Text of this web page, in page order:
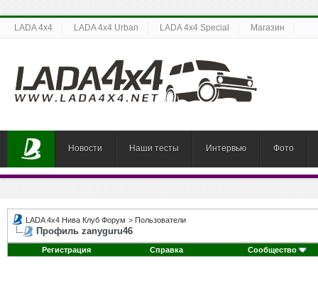
LADA 4x4 LADA 4x4 Urban LADA 4x4 Special Магазин
Новости Наши тесты Интервью Фото
LADA 4x4 Нива Клуб Форум > Пользователи
Профиль zanyguru46
Регистрация Справка Сообщество